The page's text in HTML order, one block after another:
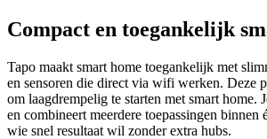
Compact en toegankelijk
Tapo maakt smart home toegankelijk met
en sensoren die direct via wifi werken. Deze
om laagdrempelig te starten met smart home.
en combineert meerdere toepassingen binnen
wie snel resultaat wil zonder extra hubs.